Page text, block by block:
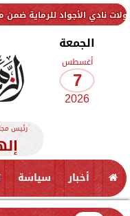
للرماية ضمن مهرجان
الجمعة
أغسطس
7
2026
رئيس
أخبار سياسة